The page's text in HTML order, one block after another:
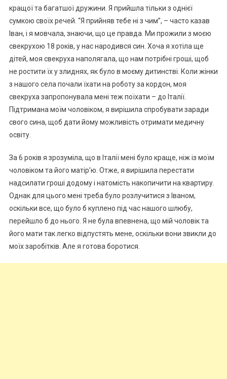
кращої та багатшої дружини. Я прийшла тільки з однієї
сумкою своїх речей. “Я прийняв тебе ні з чим”, – часто казав
Іван, і я мовчала, знаючи, що це правда. Ми прожили з моєю
свекрухою 18 років, у нас народився син. Хоча я хотіла ще
дітей, моя свекруха наполягала, що нам потрібні гроші, щоб
не ростити їх у злиднях, як було в моєму дитинстві. Коли жінки
з нашого села почали їхати на роботу за кордон, моя
свекруха запропонувала мені теж поїхати – до Італії.
Підтримана моїм чоловіком, я вирішила спробувати заради
свого сина, щоб дати йому можливість отримати медичну
освіту.
За 6 років я зрозуміла, що в Італії мені було краще, ніж із моїм
чоловіком та його матір’ю. Отже, я вирішила перестати
надсилати гроші додому і натомість накопичити на квартиру.
Однак для цього мені треба було розлучитися з Іваном,
оскільки все, що було б куплено під час нашого шлюбу,
перейшло б до нього. Я не була впевнена, що мій чоловік та
його мати так легко відпустять мене, оскільки вони звикли до
моїх заробітків. Але я готова боротися.